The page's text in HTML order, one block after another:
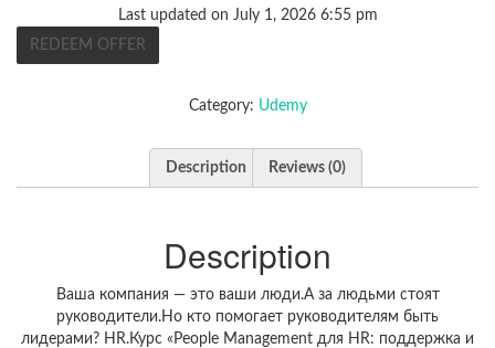
Last updated on July 1, 2026 6:55 pm
REDEEM OFFER
Category: Udemy
Description Reviews (0)
Description
Ваша компания — это ваши люди.А за людьми стоят
руководители.Но кто помогает руководителям быть
лидерами? HR.Курс «People Management для HR: поддержка и